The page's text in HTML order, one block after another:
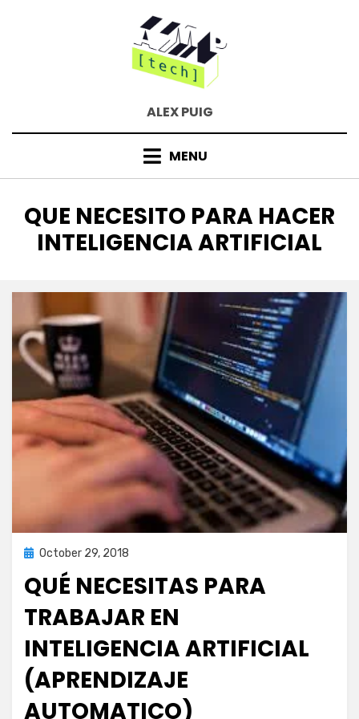
ALEX PUIG
MENU
TAG
:
QUE NECESITO PARA HACER
INTELIGENCIA ARTIFICIAL
Posted
October 29, 2018
QUÉ NECESITAS PARA
TRABAJAR EN
INTELIGENCIA ARTIFICIAL
(APRENDIZAJE
AUTOMATICO)